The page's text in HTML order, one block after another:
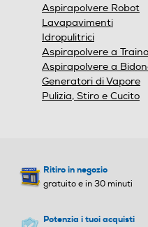
Aspirapolvere Robot
Lavapavimenti
Idropulitrici
Aspirapolvere a Traino
Aspirapolvere a
Generatori di Vapore
Pulizia, Stiro e Cucito
Ritiro in negozio
gratuito e in 30 minuti
Potenzia i tuoi acquisti